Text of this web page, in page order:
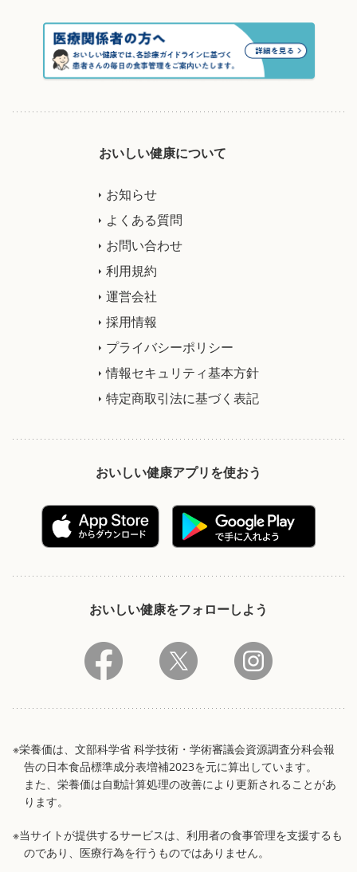
おいしい健康について
お知らせ
よくある質問
お問い合わせ
利用規約
運営会社
採用情報
プライバシーポリシー
情報セキュリティ基本方針
特定商取引法に基づく表記
おいしい健康アプリを使おう
おいしい健康をフォローしよう
※栄養価は、文部科学省 科学技術・学術審議会資源調査分科会報
告の日本食品標準成分表増補2023を元に算出しています。
また、栄養価は自動計算処理の改善により更新されることがあ
ります。
※当サイトが提供するサービスは、利用者の食事管理を支援するも
のであり、医療行為を行うものではありません。